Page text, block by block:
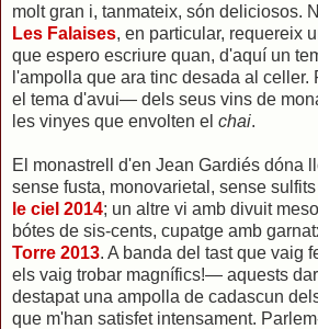
molt gran i, tanmateix, són deliciosos.
Les Falaises, en particular, requereix
que espero escriure quan, d'aquí un
l'ampolla que ara tinc desada al
el tema d'avui— dels seus vins de
les vinyes que envolten el chai.
El monastrell d'en Jean Gardiés dóna
sense fusta, monovarietal, sense
le ciel 2014; un altre vi amb divuit
bótes de sis-cents, cupatge amb
Torre 2013. A banda del tast que vaig
els vaig trobar magnífics!— aquests
destapat una ampolla de cadascun
que m'han satisfet intensament.